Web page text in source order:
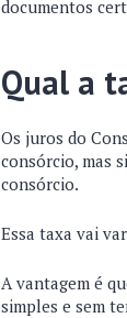
documentos
Qual a
Os juros do
consórcio, mas
consórcio.
Essa taxa vai
A vantagem é
simples e sem